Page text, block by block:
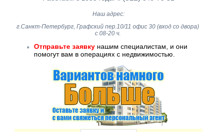
Наш адрес:
г.Санкт-Петербург, Графский пер.10/11 офис 30 (вход со двора)
с 08-20 ч.
Отправьте заявку нашим специалистам, и они
помогут вам в операциях с недвижимостью.